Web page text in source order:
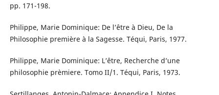
pp. 171-198.
Philippe, Marie Dominique: De l’être à Dieu, De la
Philosophie première à la Sagesse. Téqui, Paris, 1977.
Philippe, Marie Dominique: L’être, Recherche d’une
philosophie prèmiere. Tomo II/1. Téqui, Paris, 1973.